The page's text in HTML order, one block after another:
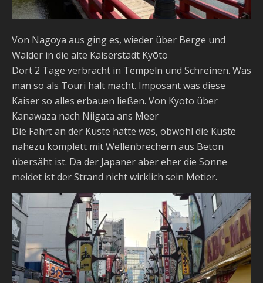
Von Nagoya aus ging es, wieder über Berge und
Wälder in die alte Kaiserstadt Kyōto
Dort 2 Tage verbracht in Tempeln und Schreinen. Was
man so als Touri halt macht. Imposant was diese
Kaiser so alles erbauen ließen. Von Kyoto über
Kanawaza nach Niigata ans Meer
Die Fahrt an der Küste hatte was, obwohl die Küste
nahezu komplett mit Wellenbrechern aus Beton
übersäht ist. Da der Japaner aber eher die Sonne
meidet ist der Strand nicht wirklich sein Metier.